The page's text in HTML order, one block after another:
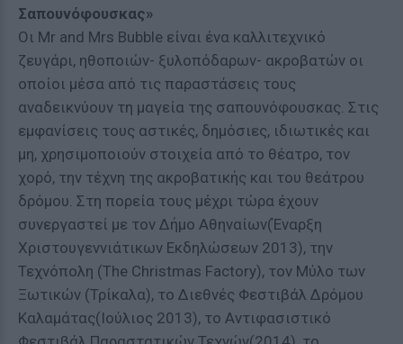
Σαπουνόφουσκας»
Οι Mr and Mrs Bubble είναι ένα καλλιτεχνικό
ζευγάρι, ηθοποιών- ξυλοπόδαρων- ακροβατών οι
οποίοι μέσα από τις παραστάσεις τους
αναδεικνύουν τη μαγεία της σαπουνόφουσκας. Στις
εμφανίσεις τους αστικές, δημόσιες, ιδιωτικές και
μη, χρησιμοποιούν στοιχεία από το θέατρο, τον
χορό, την τέχνη της ακροβατικής και του θεάτρου
δρόμου. Στη πορεία τους μέχρι τώρα έχουν
συνεργαστεί με τον Δήμο Αθηναίων(Έναρξη
Χριστουγεννιάτικων Εκδηλώσεων 2013), την
Τεχνόπολη (The Christmas Factory), τον Μύλο των
Ξωτικών (Τρίκαλα), το Διεθνές Φεστιβάλ Δρόμου
Καλαμάτας(Ιούλιος 2013), το Αντιφασιστικό